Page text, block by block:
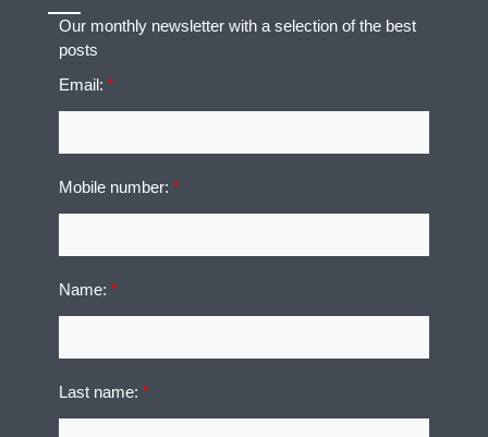
Our monthly newsletter with a selection of the best
posts
Email:*
Mobile number:*
Name:*
Last name:*